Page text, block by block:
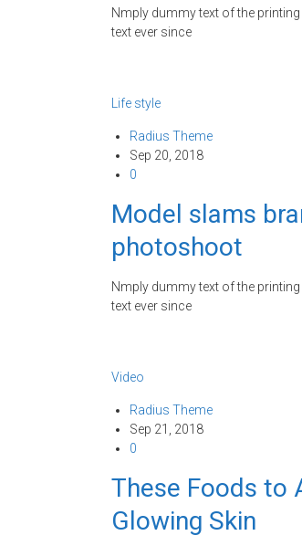
Nmply dummy text of the
text ever since
Life style
Radius Theme
Sep 20, 2018
0
Model slams
photoshoot
Nmply dummy text of the
text ever since
Video
Radius Theme
Sep 21, 2018
0
These Foods to
Glowing Skin